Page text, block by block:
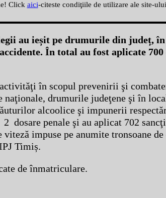
Click aici-citeste condiţiile de utilizare ale site-
au ieșit pe drumurile din județ,
În total au fost aplicate
în scopul prevenirii şi
drumurile judeţene şi în
alcoolice şi impunerii
penale şi au aplicat 702
impuse pe anumite tronsoane
Timiș.
de înmatriculare.